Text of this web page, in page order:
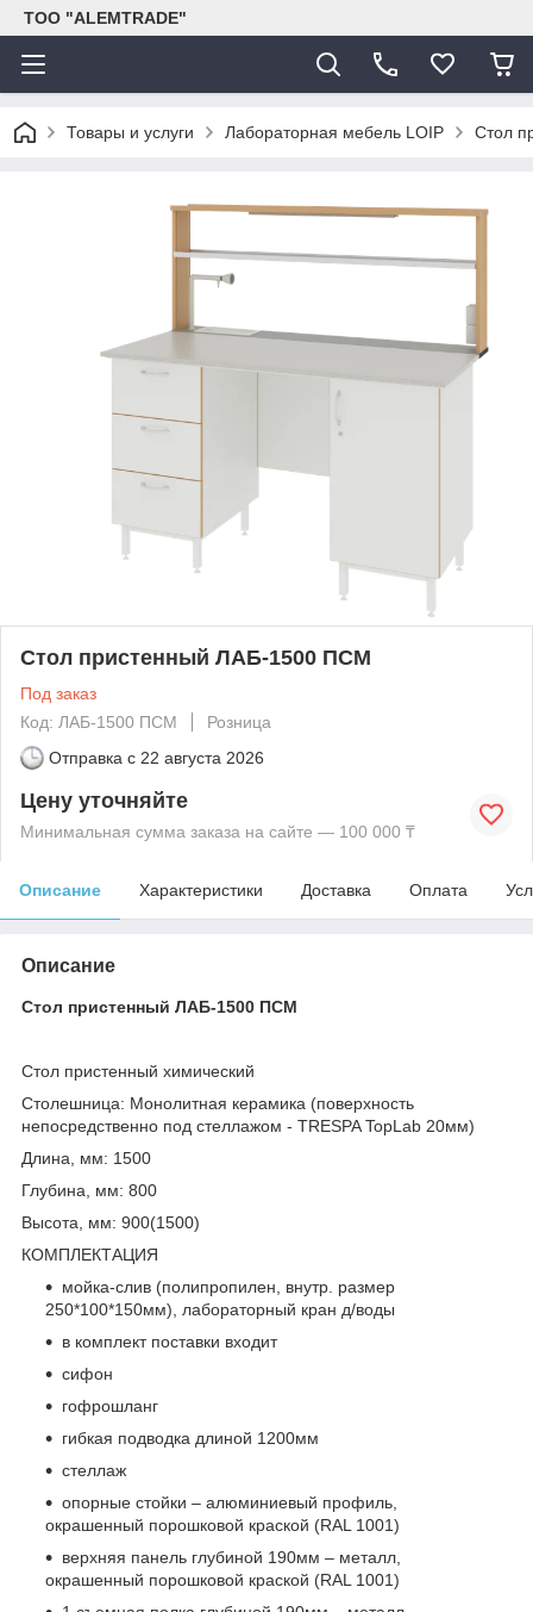
ТОО "ALEMTRADE"
Товары и услуги Лабораторная мебель LOIP Стол
Стол пристенный ЛАБ-1500 ПСМ
Под заказ
Код: ЛАБ-1500 ПСМ
Розница
Отправка с 22 августа 2026
Цену уточняйте
Минимальная сумма заказа на сайте — 100 000 ₸
Описание Характеристики Доставка Оплата
Описание
Стол пристенный ЛАБ-1500 ПСМ
Стол пристенный химический
Столешница: Монолитная керамика (поверхность
непосредственно под стеллажом - TRESPA TopLab 20мм)
Длина, мм: 1500
Глубина, мм: 800
Высота, мм: 900(1500)
КОМПЛЕКТАЦИЯ
мойка-слив (полипропилен, внутр. размер
250*100*150мм), лабораторный кран д/воды
в комплект поставки входит
сифон
гофрошланг
гибкая подводка длиной 1200мм
стеллаж
опорные стойки – алюминиевый профиль,
окрашенный порошковой краской (RAL 1001)
верхняя панель глубиной 190мм – металл,
окрашенный порошковой краской (RAL 1001)